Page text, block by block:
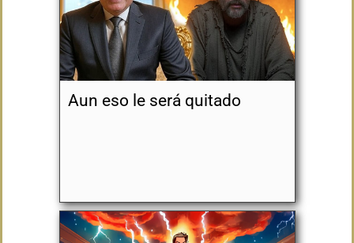
Aun eso le será quitado